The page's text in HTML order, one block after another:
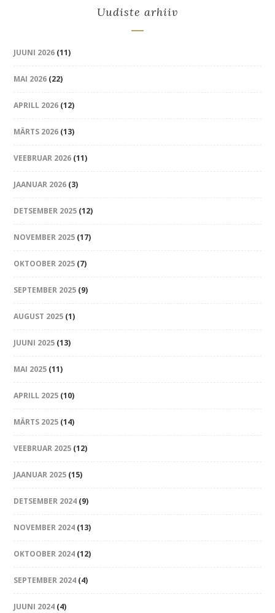
Uudiste arhiiv
JUUNI 2026 (11)
MAI 2026 (22)
APRILL 2026 (12)
MÄRTS 2026 (13)
VEEBRUAR 2026 (11)
JAANUAR 2026 (3)
DETSEMBER 2025 (12)
NOVEMBER 2025 (17)
OKTOOBER 2025 (7)
SEPTEMBER 2025 (9)
AUGUST 2025 (1)
JUUNI 2025 (13)
MAI 2025 (11)
APRILL 2025 (10)
MÄRTS 2025 (14)
VEEBRUAR 2025 (12)
JAANUAR 2025 (15)
DETSEMBER 2024 (9)
NOVEMBER 2024 (13)
OKTOOBER 2024 (12)
SEPTEMBER 2024 (4)
JUUNI 2024 (4)